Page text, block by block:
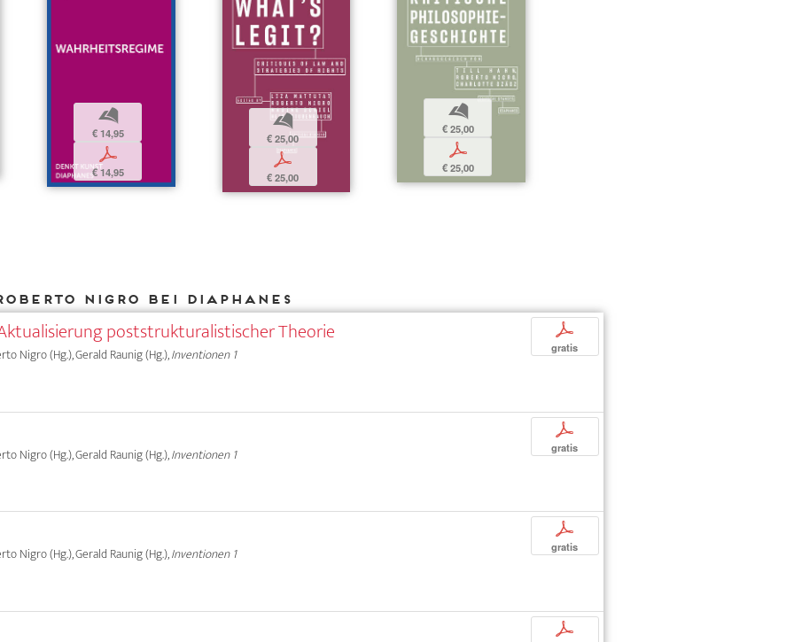
b
€ 14,95
p
€ 14,95
b
€ 25,00
p
€ 25,00
b
€ 25,00
p
€ 25,00
Nigro bei DIAPHANES
poststrukturalistischer Theorie
Nigro (Hg.), Gerald Raunig (Hg.),Inventionen 1
p
gratis
Nigro (Hg.), Gerald Raunig (Hg.),Inventionen 1
p
gratis
Nigro (Hg.), Gerald Raunig (Hg.),Inventionen 1
p
gratis
p